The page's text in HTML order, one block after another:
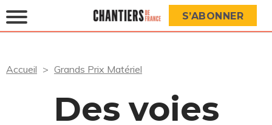
S’ABONNER
Accueil Grands Prix Matériel
Des voies